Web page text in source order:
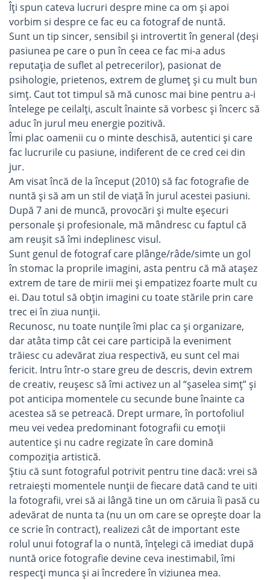
Îți spun cateva lucruri despre mine ca om și apoi
vorbim si despre ce fac eu ca fotograf de nuntă.
Sunt un tip sincer, sensibil și introvertit în general (deși
pasiunea pe care o pun în ceea ce fac mi-a adus
reputația de suflet al petrecerilor), pasionat de
psihologie, prietenos, extrem de glumeț și cu mult bun
simț. Caut tot timpul să mă cunosc mai bine pentru a-i
întelege pe ceilalți, ascult înainte să vorbesc și încerc să
aduc în jurul meu energie pozitivă.
Îmi plac oamenii cu o minte deschisă, autentici și care
fac lucrurile cu pasiune, indiferent de ce cred cei din
jur.
Am visat încă de la început (2010) să fac fotografie de
nuntă și să am un stil de viață în jurul acestei pasiuni.
După 7 ani de muncă, provocări și multe eșecuri
personale și profesionale, mă mândresc cu faptul că
am reușit să îmi indeplinesc visul.
Sunt genul de fotograf care plânge/râde/simte un gol
în stomac la proprile imagini, asta pentru că mă atașez
extrem de tare de mirii mei și empatizez foarte mult cu
ei. Dau totul să obțin imagini cu toate stările prin care
trec ei în ziua nunții.
Recunosc, nu toate nunțile îmi plac ca și organizare,
dar atâta timp cât cei care participă la eveniment
trăiesc cu adevărat ziua respectivă, eu sunt cel mai
fericit. Intru într-o stare greu de descris, devin extrem
de creativ, reușesc să îmi activez un al “șaselea simț” și
pot anticipa momentele cu secunde bune înainte ca
acestea să se petreacă. Drept urmare, în portofoliul
meu vei vedea predominant fotografii cu emoții
autentice și nu cadre regizate în care domină
compoziția artistică.
Știu că sunt fotograful potrivit pentru tine dacă: vrei să
retraiești momentele nunții de fiecare dată cand te uiti
la fotografii, vrei să ai lângă tine un om căruia îi pasă cu
adevărat de nunta ta (nu un om care se oprește doar la
ce scrie în contract), realizezi cât de important este
rolul unui fotograf la o nuntă, înțelegi că imediat după
nuntă orice fotografie devine ceva inestimabil, îmi
respecți munca și ai încredere în viziunea mea.